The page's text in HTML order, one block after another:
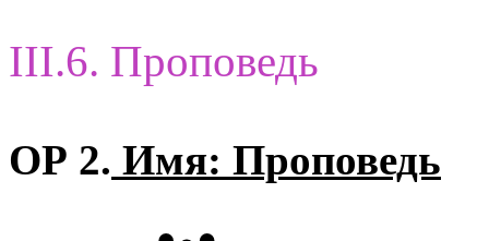
III.6. Проповедь
ОР 2. Имя: Проповедь